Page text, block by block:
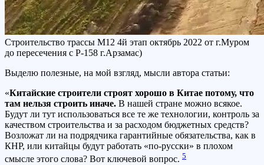
Строительство трассы М12 4й этап октябрь 2022 от г.Муром
до пересечения с Р-158 г.Арзамас)
Выделю полезные, на мой взгляд, мысли автора статьи:
«Китайские строители строят хорошо в Китае потому, что
там нельзя строить иначе. В нашей стране можно всякое.
Будут ли тут использоваться все те же технологии, контроль за
качеством строительства и за расходом бюджетных средств?
Возложат ли на подрядчика гарантийные обязательства, как в
КНР, или китайцы будут работать «по-русски» в плохом
смысле этого слова? Вот ключевой вопрос. 5